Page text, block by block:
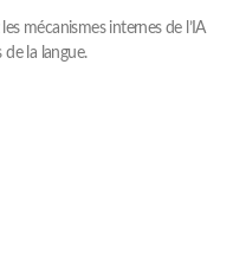
mécanismes internes de l’IA
la langue.